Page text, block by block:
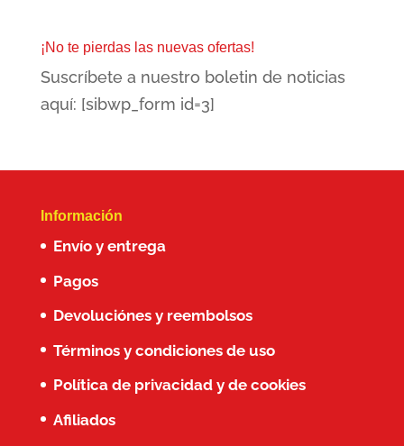
¡No te pierdas las nuevas ofertas!
Suscríbete a nuestro boletin de noticias
aquí: [sibwp_form id=3]
Información
Envío y entrega
Pagos
Devoluciónes y reembolsos
Términos y condiciones de uso
Política de privacidad y de cookies
Afiliados